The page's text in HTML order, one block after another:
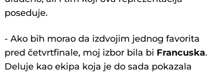
poseduje.
- Ako bih morao da izdvojim jednog favorita
pred četvrtfinale, moj izbor bila bi Francuska.
Deluje kao ekipa koja je do sada pokazala